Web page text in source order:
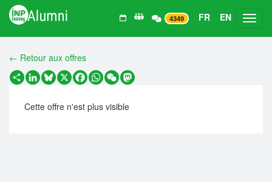
4349 FR EN
← Retour aux offres
PartagerLinkedIn
Bluesky
X Facebook
WhatsApp
WeChatMastodon
Cette offre n'est plus visible